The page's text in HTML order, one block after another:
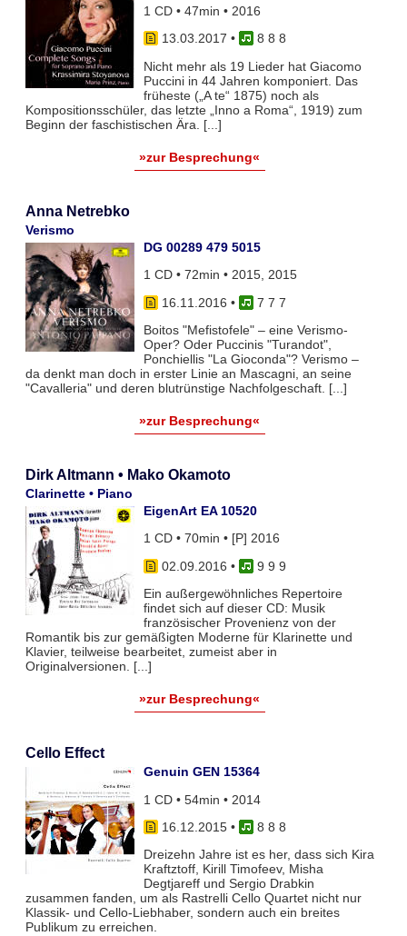
1 CD • 47min • 2016
13.03.2017 •
8 8 8
Nicht mehr als 19 Lieder hat Giacomo
Puccini in 44 Jahren komponiert. Das
früheste („A te“ 1875) noch als
Kompositionsschüler, das letzte „Inno a Roma“, 1919) zum
Beginn der faschistischen Ära. [...]
»zur Besprechung«
Anna Netrebko
Verismo
DG 00289 479 5015
1 CD • 72min • 2015, 2015
16.11.2016 •
7 7 7
Boitos "Mefistofele" – eine Verismo-
Oper? Oder Puccinis "Turandot",
Ponchiellis "La Gioconda"? Verismo –
da denkt man doch in erster Linie an Mascagni, an seine
"Cavalleria" und deren blutrünstige Nachfolgeschaft. [...]
»zur Besprechung«
Dirk Altmann • Mako Okamoto
Clarinette • Piano
EigenArt EA 10520
1 CD • 70min • [P] 2016
02.09.2016 •
9 9 9
Ein außergewöhnliches Repertoire
findet sich auf dieser CD: Musik
französischer Provenienz von der
Romantik bis zur gemäßigten Moderne für Klarinette und
Klavier, teilweise bearbeitet, zumeist aber in
Originalversionen. [...]
»zur Besprechung«
Cello Effect
Genuin GEN 15364
1 CD • 54min • 2014
16.12.2015•
8 8 8
Dreizehn Jahre ist es her, dass sich Kira
Kraftztoff, Kirill Timofeev, Misha
Degtjareff und Sergio Drabkin
zusammen fanden, um als Rastrelli Cello Quartet nicht nur
Klassik- und Cello-Liebhaber, sondern auch ein breites
Publikum zu erreichen.